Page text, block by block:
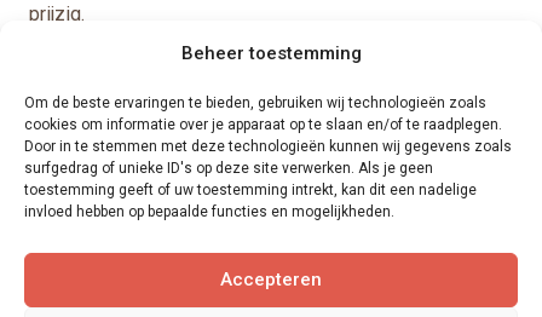
Beheer toestemming
Om de beste ervaringen te bieden, gebruiken wij technologieën zoals
cookies om informatie over je apparaat op te slaan en/of te raadplegen.
Door in te stemmen met deze technologieën kunnen wij gegevens zoals
surfgedrag of unieke ID's op deze site verwerken. Als je geen
toestemming geeft of uw toestemming intrekt, kan dit een nadelige
invloed hebben op bepaalde functies en mogelijkheden.
Accepteren
prijzig.
Een trend die we de laatste jaren veel zien, is de
‘industriële look’. Moderne woningen zijn vaak uitgerust
met een betonlook vloer. Laminaat leent zich hier
wederom uitstekend voor. Laminaat met betonlook is
eenvoudig te leggen, voelt niet koud aan en kan niet
barsten (waar echt beton dat wel kan). Bovendien is een